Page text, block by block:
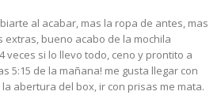
al acabar, mas la ropa de antes, mas
bueno acabo de la mochila
veces si lo llevo todo, ceno y prontito a
5:15 de la mañana! me gusta llegar con
abertura del box, ir con prisas me mata.